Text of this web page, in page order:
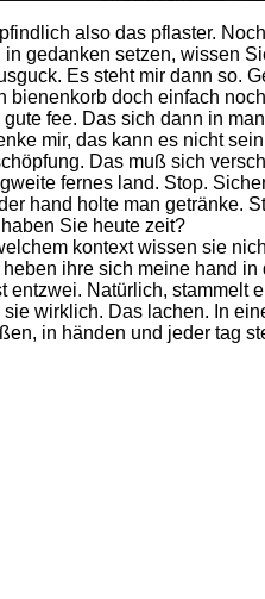
also das pflaster.
gedanken setzen, wissen
Es steht mir dann so.
bienenkorb doch einfach
fee. Das sich dann in
mir, das kann es nicht
Das muß sich
fernes land. Stop.
hand holte man getränke.
Sie heute zeit?
kontext wissen sie
ihre sich meine hand in
entzwei. Natürlich, stammelt
wirklich. Das lachen. In
in händen und jeder tag